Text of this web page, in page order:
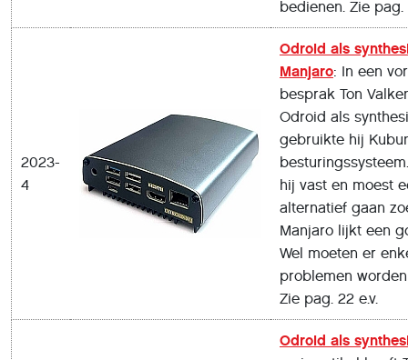
bedienen. Zie pag.
2023-
4
Odroid als
Manjaro: In een
besprak Ton
Odroid als
gebruikte hij
hij vast en moest
alternatief gaan
Manjaro lijkt een
Wel moeten er
problemen
Zie pag. 22 e.v.
Odroid als